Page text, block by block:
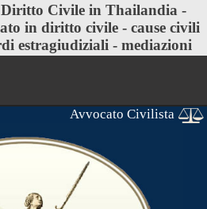
Civile in Thailandia -
in diritto civile - cause civili
estragiudiziali - mediazioni
Avvocato Civilista